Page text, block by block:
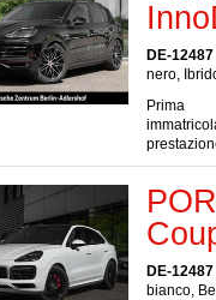
DE-
nero,
Prima
DE-
bianco,